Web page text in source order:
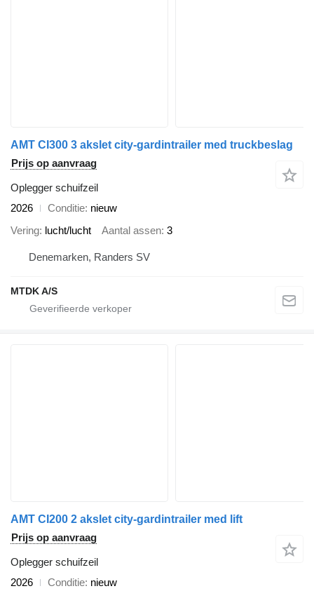
AMT CI300 3 akslet city-gardintrailer med truckbeslag
Prijs op aanvraag
Oplegger schuifzeil
2026
Conditie nieuw
Vering lucht/lucht Aantal assen 3
Denemarken, Randers SV
MTDK A/S
AMT CI200 2 akslet city-gardintrailer med lift
Prijs op aanvraag
Oplegger schuifzeil
2026
Conditie nieuw